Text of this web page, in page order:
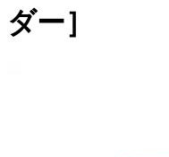
ダー］